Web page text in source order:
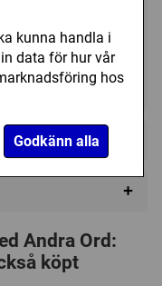
kunna handla i
data för hur vår
hos
Godkänn alla
Utgått
+
Andra Ord:
köpt